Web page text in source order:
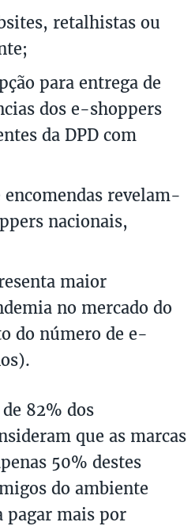
retalhistas ou
para entrega de
dos e-shoppers
da DPD com
revelam-
nacionais,
maior
no mercado do
do número de e-
de 82% dos
que as marcas
50% destes
do ambiente
pagar mais por